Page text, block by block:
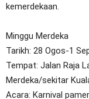
kemerdekaan.
Minggu Merdeka
Tarikh: 28 Ogos-1
Tempat: Jalan Raja
Merdeka/sekitar
Acara: Karnival